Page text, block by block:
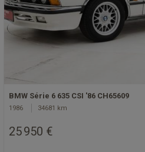
BMW Série 6 635 CSI '86 CH65609
1986 34681 km
25 950 €